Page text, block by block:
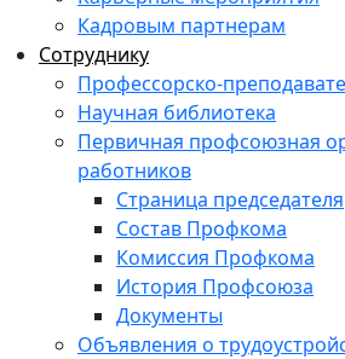
Кадровым партнерам
Сотруднику
Профессорско-
Научная библиотека
Первичная профсоюзная
работников
Страница председателя
Состав Профкома
Комиссия Профкома
История Профсоюза
Документы
Объявления о